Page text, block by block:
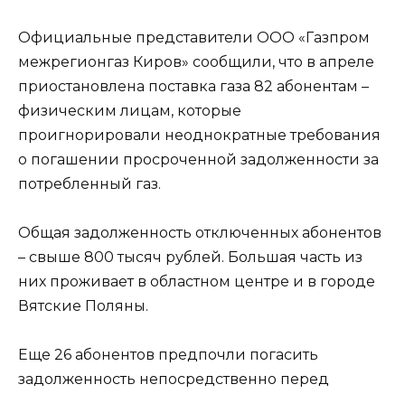
Официальные представители ООО «Газпром
межрегионгаз Киров» сообщили, что в апреле
приостановлена поставка газа 82 абонентам –
физическим лицам, которые
проигнорировали неоднократные требования
о погашении просроченной задолженности за
потребленный газ.
Общая задолженность отключенных абонентов
– свыше 800 тысяч рублей. Большая часть из
них проживает в областном центре и в городе
Вятские Поляны.
Еще 26 абонентов предпочли погасить
задолженность непосредственно перед